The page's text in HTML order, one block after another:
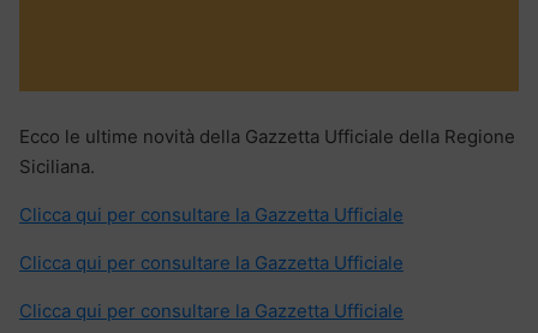
Ecco le ultime novità della Gazzetta Ufficiale della Regione
Siciliana.
Clicca qui per consultare la Gazzetta Ufficiale
Clicca qui per consultare la Gazzetta Ufficiale
Clicca qui per consultare la Gazzetta Ufficiale